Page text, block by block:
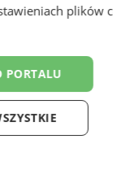
9 sierpnia
plików
PORTALU